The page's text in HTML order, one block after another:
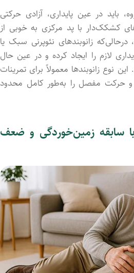
باید در عین پایداری، آزادی حرکتی
کشکک‌دار با پد مرکزی به خوبی از
زانوبندهای نئوپرنی سبک یا
لازم را ایجاد کرده و در عین حال
نوع زانوبندها معمولاً برای تمرینات
و حرکت مفصل را به‌طور کامل محدود
با سابقه زمین‌خوردگی و ضعف